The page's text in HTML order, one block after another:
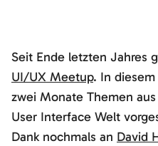
Seit Ende letzten Jahres
UI/UX Meetup. In
zwei Monate Themen
User Interface Welt
Dank nochmals an David